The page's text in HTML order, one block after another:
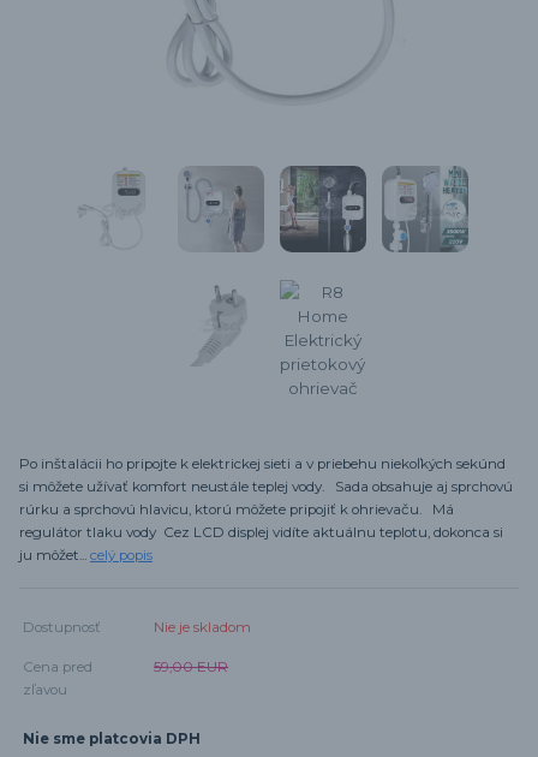
Po inštalácii ho pripojte k elektrickej sieti a v priebehu niekoľkých sekúnd
si môžete užívať komfort neustále teplej vody. Sada obsahuje aj sprchovú
rúrku a sprchovú hlavicu, ktorú môžete pripojiť k ohrievaču. Má
regulátor tlaku vody Cez LCD displej vidíte aktuálnu teplotu, dokonca si
ju môžet... celý popis
Dostupnosť Nie je skladom
Cena pred
zľavou
59,00 EUR
Nie sme platcovia DPH